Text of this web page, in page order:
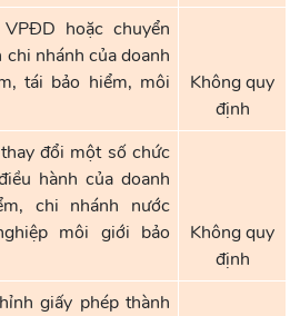
hoặc chuyển
nhánh của doanh
tái bảo hiểm, môi
Không quy
định
đổi một số chức
hành của doanh
chi nhánh nước
môi giới bảo
Không quy
định
giấy phép thành